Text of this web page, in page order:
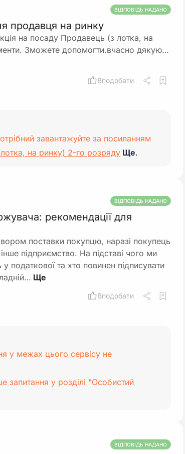
ВІДПОВІДЬ НАДАНО
продавця на ринку
на посаду Продавець (з лотка, на
Зможете допомогти.вчасно дякую…
Вподобати
завантажуйте за посиланням
на ринку) 2-го розряду Ще.
ВІДПОВІДЬ НАДАНО
рекомендації для
поставки покупцю, наразі покупець
підприємство. На підставі чого ми
податкової та хто повинен підписувати
Вподобати
у межах цього сервісу не
у розділі "Особистий
ВІДПОВІДЬ НАДАНО